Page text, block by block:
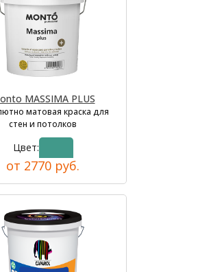
MASSIMA PLUS
матовая краска для
стен и потолков
Цвет:
от 2770 руб.